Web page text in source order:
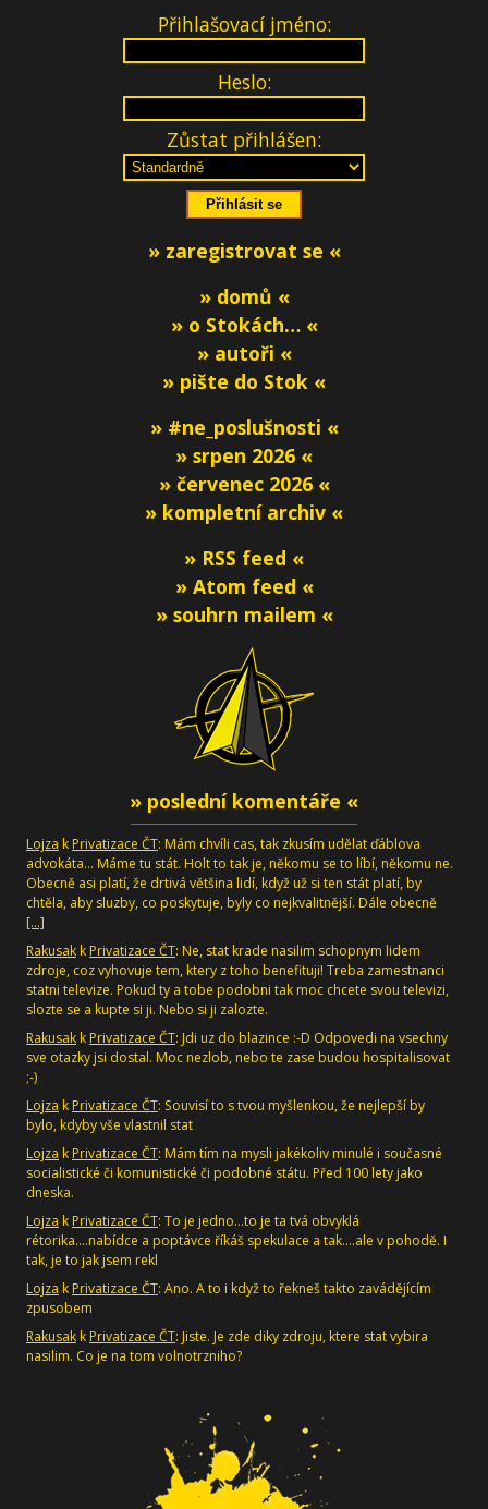
Přihlašovací jméno:
Heslo:
Zůstat přihlášen:
» zaregistrovat se «
» domů «
» o Stokách… «
» autoři «
» pište do Stok «
» #ne_poslušnosti «
» srpen 2026 «
» červenec 2026 «
» kompletní archiv «
» RSS feed «
» Atom feed «
» souhrn mailem «
» poslední komentáře «
Lojza k Privatizace ČT: Mám chvíli cas, tak zkusím udělat ďáblova
advokáta... Máme tu stát. Holt to tak je, někomu se to líbí, někomu ne.
Obecně asi platí, že drtivá většina lidí, když už si ten stát platí, by
chtěla, aby sluzby, co poskytuje, byly co nejkvalitnější. Dále obecně
[…]
Rakusak k Privatizace ČT: Ne, stat krade nasilim schopnym lidem
zdroje, coz vyhovuje tem, ktery z toho benefituji! Treba zamestnanci
statni televize. Pokud ty a tobe podobni tak moc chcete svou televizi,
slozte se a kupte si ji. Nebo si ji zalozte.
Rakusak k Privatizace ČT: Jdi uz do blazince :-D Odpovedi na vsechny
sve otazky jsi dostal. Moc nezlob, nebo te zase budou hospitalisovat
;-)
Lojza k Privatizace ČT: Souvisí to s tvou myšlenkou, že nejlepší by
bylo, kdyby vše vlastnil stat
Lojza k Privatizace ČT: Mám tím na mysli jakékoliv minulé i současné
socialistické či komunistické či podobné státu. Před 100 lety jako
dneska.
Lojza k Privatizace ČT: To je jedno...to je ta tvá obvyklá
rétorika....nabídce a poptávce říkáš spekulace a tak....ale v pohodě. I
tak, je to jak jsem rekl
Lojza k Privatizace ČT: Ano. A to i když to řekneš takto zavádějícím
zpusobem
Rakusak k Privatizace ČT: Jiste. Je zde diky zdroju, ktere stat vybira
nasilim. Co je na tom volnotrzniho?